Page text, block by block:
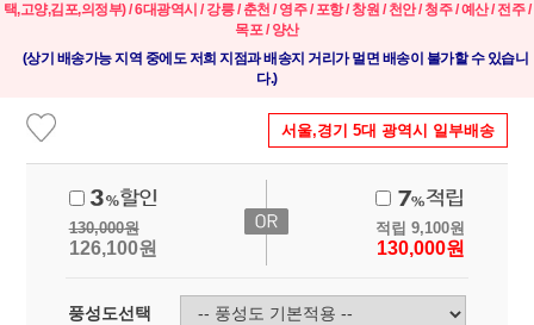
택,고양,김포,의정부) / 6대광역시 / 강릉 / 춘천 / 영주 / 포항 / 창원 / 천안 / 청주 / 예산 / 전주 /
목포 / 양산
(상기 배송가능 지역 중에도 저희 지점과 배송지 거리가 멀면 배송이 불가할 수 있습니
다.)
서울,경기 5대 광역시 일부배송
130,000원
126,100원
적립 9,100원
130,000원
풍성도선택